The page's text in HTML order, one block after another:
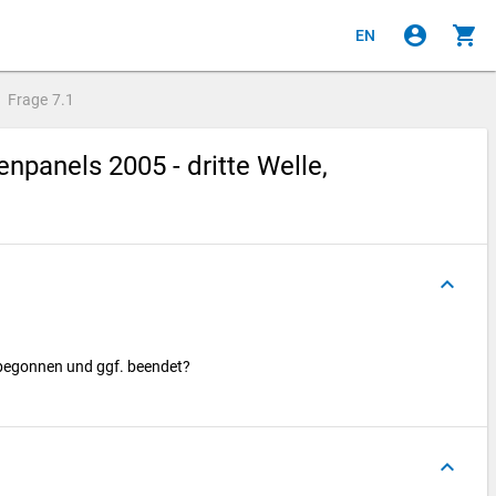
EN account_circle shopping_cart
Frage 7.1
2005 - dritte Welle,
keyboard_arrow_up
und ggf. beendet?
keyboard_arrow_up